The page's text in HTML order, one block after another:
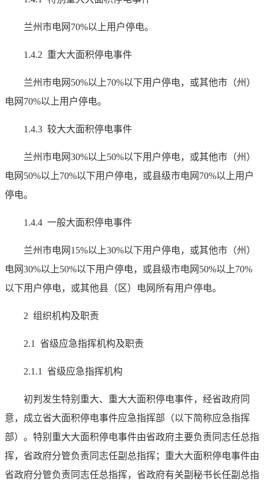
兰州市电网70%以上用户停电。
1.4.2 重大大面积停电事件
兰州市电网50%以上70%以下用户停电，或其他市（州）
电网70%以上用户停电。
1.4.3 较大大面积停电事件
兰州市电网30%以上50%以下用户停电，或其他市（州）
电网50%以上70%以下用户停电，或县级市电网70%以上用户
停电。
1.4.4 一般大面积停电事件
兰州市电网15%以上30%以下用户停电，或其他市（州）
电网30%以上50%以下用户停电，或县级市电网50%以上70%
以下用户停电，或其他县（区）电网所有用户停电。
2 组织机构及职责
2.1 省级应急指挥机构及职责
2.1.1 省级应急指挥机构
初判发生特别重大、重大大面积停电事件，经省政府同
意，成立省大面积停电事件应急指挥部（以下简称应急指挥
部）。特别重大大面积停电事件由省政府主要负责同志任总指
挥，省政府分管负责同志任副总指挥；重大大面积停电事件由
省政府分管负责同志任总指挥，省政府有关副秘书长任副总指